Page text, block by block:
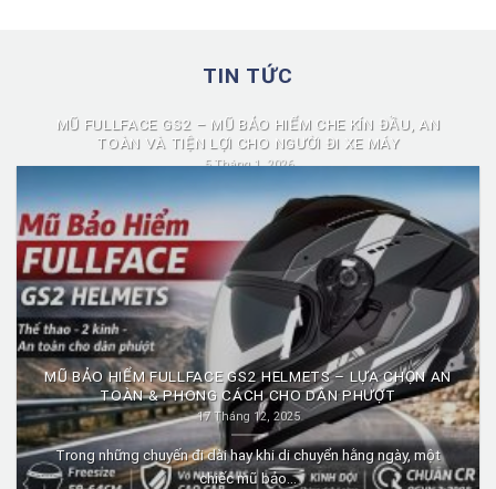
TIN TỨC
MŨ FULLFACE GS2 – MŨ BẢO HIỂM CHE KÍN ĐẦU, AN
TOÀN VÀ TIỆN LỢI CHO NGƯỜI ĐI XE MÁY
5 Tháng 1, 2026
Mũ fullface GS2 là dòng mũ bảo hiểm fullface được nhiều người
lựa chọn nhờ...
MŨ BẢO HIỂM FULLFACE GS2 HELMETS – LỰA CHỌN AN
TOÀN & PHONG CÁCH CHO DÂN PHƯỢT
17 Tháng 12, 2025
Trong những chuyến đi dài hay khi di chuyển hằng ngày, một
chiếc mũ bảo...